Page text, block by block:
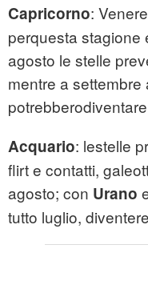
Capricorno:
perquesta stagione
agosto le stelle
mentre a
Acquario: lestelle
flirt e contatti,
agosto; con Urano
tutto luglio,